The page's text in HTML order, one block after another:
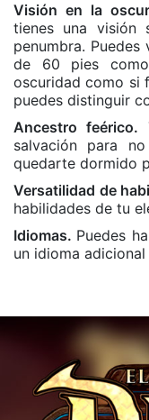
Visión en la
tienes una visión
penumbra.
de 60 pies
oscuridad como si
puedes distinguir
Ancestro feérico.
salvación para
quedarte dormido
Versatilidad de
habilidades de tu
Idiomas. Puedes
un idioma